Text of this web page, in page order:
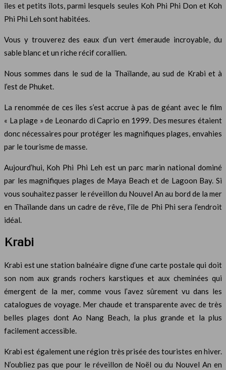
îles et petits îlots, parmi lesquels seules Koh Phi Phi Don et Koh
Phi Phi Leh sont habitées.
Vous y trouverez des eaux d’un vert émeraude incroyable, du
sable blanc et un riche récif corallien.
Nous sommes dans le sud de la Thaïlande, au sud de Krabi et à
l’est de Phuket.
La renommée de ces îles s’est accrue à pas de géant avec le film
« La plage » de Leonardo di Caprio en 1999. Des mesures étaient
donc nécessaires pour protéger les magnifiques plages, envahies
par le tourisme de masse.
Aujourd’hui, Koh Phi Phi Leh est un parc marin national dominé
par les magnifiques plages de Maya Beach et de Lagoon Bay. Si
vous souhaitez passer le réveillon du Nouvel An au bord de la mer
en Thaïlande dans un cadre de rêve, l’île de Phi Phi sera l’endroit
idéal.
Krabi
Krabi est une station balnéaire digne d’une carte postale qui doit
son nom aux grands rochers karstiques et aux cheminées qui
émergent de la mer, comme vous l’avez sûrement vu dans les
catalogues de voyage. Mer chaude et transparente avec de très
belles plages dont Ao Nang Beach, la plus grande et la plus
facilement accessible.
Krabi est également une région très prisée des touristes en hiver.
N’oubliez pas que pour le réveillon de Noël ou du Nouvel An en